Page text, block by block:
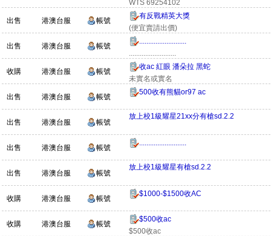
WTS 69254102
出售 港澳台服 帳號
有反戰精英大獎
(便宜賣請出價)
出售 港澳台服 帳號
..........................
..........................
收購 港澳台服 帳號
收ac 紅眼 潘朵拉 黑蛇
未實名或實名
出售 港澳台服 帳號
500收有熊貓or97 ac
出售 港澳台服 帳號
放上校1級耀星21xx分有槍sd.2.2
出售 港澳台服 帳號
..........................
出售 港澳台服 帳號
放上校1級耀星有槍sd.2.2
收購 港澳台服 帳號
$1000-$1500收AC
收購 港澳台服 帳號
$500收ac
$500收ac